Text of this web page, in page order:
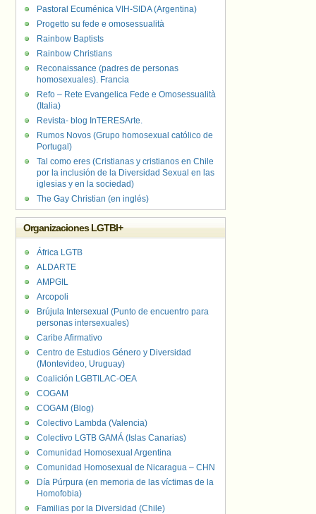
Pastoral Ecuménica VIH-SIDA (Argentina)
Progetto su fede e omosessualità
Rainbow Baptists
Rainbow Christians
Reconaissance (padres de personas
homosexuales). Francia
Refo – Rete Evangelica Fede e Omosessualità
(Italia)
Revista- blog InTERESArte.
Rumos Novos (Grupo homosexual católico de
Portugal)
Tal como eres (Cristianas y cristianos en Chile
por la inclusión de la Diversidad Sexual en las
iglesias y en la sociedad)
The Gay Christian (en inglés)
Organizaciones LGTBI+
África LGTB
ALDARTE
AMPGIL
Arcopoli
Brújula Intersexual (Punto de encuentro para
personas intersexuales)
Caribe Afirmativo
Centro de Estudios Género y Diversidad
(Montevideo, Uruguay)
Coalición LGBTILAC-OEA
COGAM
COGAM (Blog)
Colectivo Lambda (Valencia)
Colectivo LGTB GAMÁ (Islas Canarias)
Comunidad Homosexual Argentina
Comunidad Homosexual de Nicaragua – CHN
Día Púrpura (en memoria de las víctimas de la
Homofobia)
Familias por la Diversidad (Chile)